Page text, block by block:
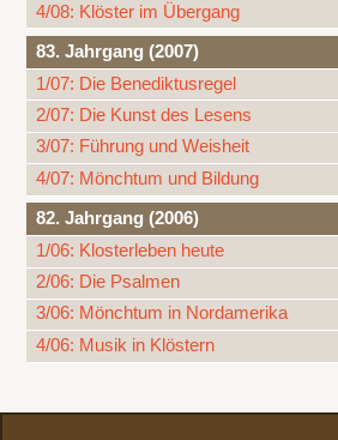
4/08: Klöster im Übergang
83. Jahrgang (2007)
1/07: Die Benediktusregel
2/07: Die Kunst des Lesens
3/07: Führung und Weisheit
4/07: Mönchtum und Bildung
82. Jahrgang (2006)
1/06: Klosterleben heute
2/06: Die Psalmen
3/06: Mönchtum in Nordamerika
4/06: Musik in Klöstern